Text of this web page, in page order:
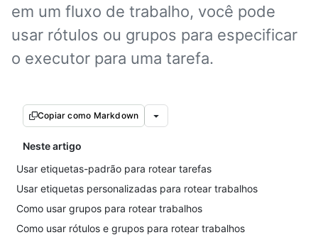
em um fluxo de trabalho, você pode
usar rótulos ou grupos para especificar
o executor para uma tarefa.
Copiar como Markdown
Neste artigo
Usar etiquetas-padrão para rotear tarefas
Usar etiquetas personalizadas para rotear trabalhos
Como usar grupos para rotear trabalhos
Como usar rótulos e grupos para rotear trabalhos